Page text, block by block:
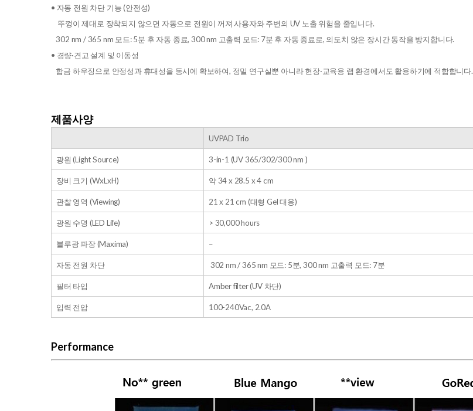
• 자동 전원 차단 기능 (안전성)
뚜껑이 제대로 장착되지 않으면 자동으로 전원이 꺼져 사용자와 주변의 UV 노출 위험을 줄입니다.
302 nm / 365 nm 모드: 5분 후 자동 종료, 300 nm 고출력 모드: 7분 후 자동 종료로, 의도치 않은 장시간 동작을 방지합니다.
• 경량·견고 설계 및 이동성
합금 하우징으로 안정성과 휴대성을 동시에 확보하여, 정밀 연구실뿐 아니라 현장·교육용 랩 환경에서도 활용하기에 적합합니다.
제품사양
UVPAD Trio
광원 (Light Source) 3-in-1 (UV 365/302/300 nm )
장비 크기 (WxLxH) 약 34 x 28.5 x 4 cm
관찰 영역 (Viewing) 21 x 21 cm (대형 Gel 대응)
광원 수명 (LED Life) > 30,000 hours
블루광 파장 (Maxima) –
자동 전원 차단 302 nm / 365 nm 모드: 5분, 300 nm 고출력 모드: 7분
필터 타입 Amber filter (UV 차단)
입력 전압 100-240Vac, 2.0A
Performance